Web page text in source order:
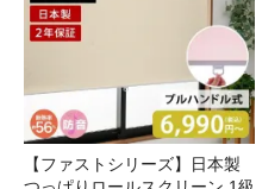
【ファストシリーズ】日本製